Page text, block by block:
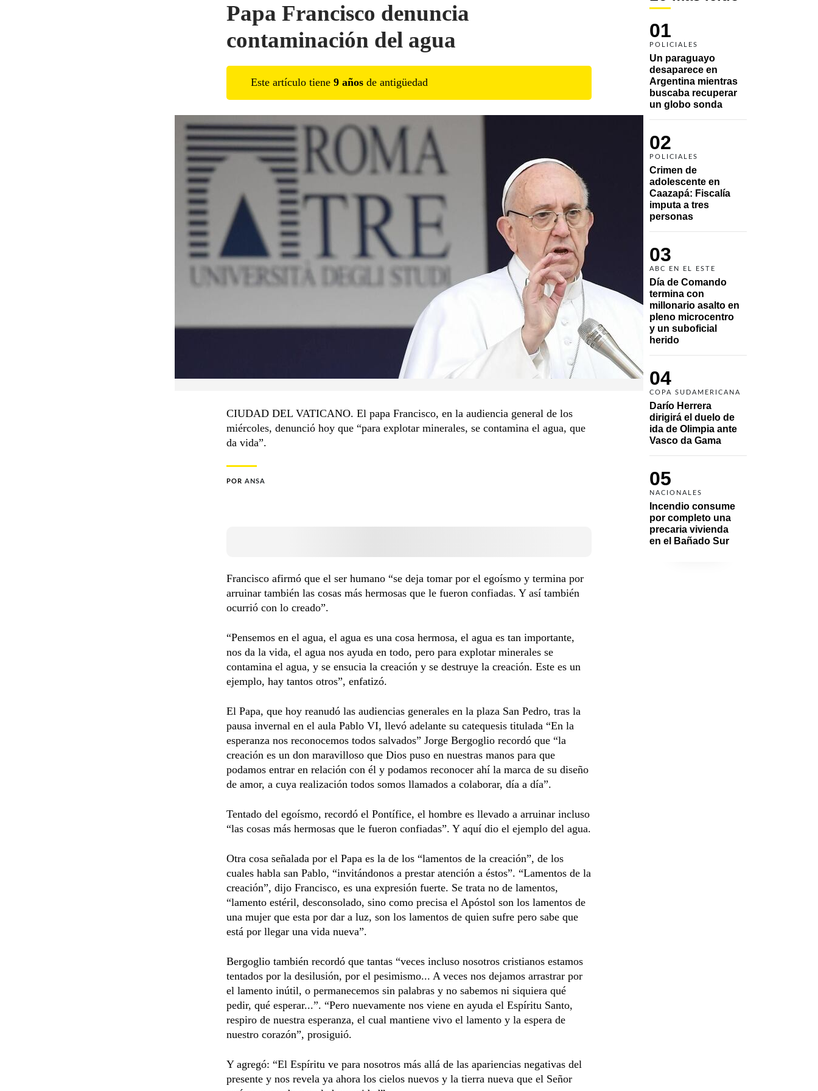
01
POLICIALES
Un paraguayo
desaparece en
Argentina mientras
buscaba recuperar
un globo sonda
02
POLICIALES
Crimen de
adolescente en
Caazapá: Fiscalía
imputa a tres
personas
03
ABC EN EL ESTE
Día de Comando
termina con
millonario asalto en
pleno microcentro
y un suboficial
herido
04
COPA SUDAMERICANA
Darío Herrera
dirigirá el duelo de
ida de Olimpia ante
Vasco da Gama
05
NACIONALES
Incendio consume
por completo una
precaria vivienda
en el Bañado Sur
Papa Francisco denuncia
contaminación del agua
Este artículo tiene 9 años de antigüedad
CIUDAD DEL VATICANO. El papa Francisco, en la audiencia general de los
miércoles, denunció hoy que “para explotar minerales, se contamina el agua, que
da vida”.
POR ANSA
Francisco afirmó que el ser humano “se deja tomar por el egoísmo y termina por
arruinar también las cosas más hermosas que le fueron confiadas. Y así también
ocurrió con lo creado”.
“Pensemos en el agua, el agua es una cosa hermosa, el agua es tan importante,
nos da la vida, el agua nos ayuda en todo, pero para explotar minerales se
contamina el agua, y se ensucia la creación y se destruye la creación. Este es un
ejemplo, hay tantos otros”, enfatizó.
El Papa, que hoy reanudó las audiencias generales en la plaza San Pedro, tras la
pausa invernal en el aula Pablo VI, llevó adelante su catequesis titulada “En la
esperanza nos reconocemos todos salvados” Jorge Bergoglio recordó que “la
creación es un don maravilloso que Dios puso en nuestras manos para que
podamos entrar en relación con él y podamos reconocer ahí la marca de su diseño
de amor, a cuya realización todos somos llamados a colaborar, día a día”.
Tentado del egoísmo, recordó el Pontífice, el hombre es llevado a arruinar incluso
“las cosas más hermosas que le fueron confiadas”. Y aquí dio el ejemplo del agua.
Otra cosa señalada por el Papa es la de los “lamentos de la creación”, de los
cuales habla san Pablo, “invitándonos a prestar atención a éstos”. “Lamentos de la
creación”, dijo Francisco, es una expresión fuerte. Se trata no de lamentos,
“lamento estéril, desconsolado, sino como precisa el Apóstol son los lamentos de
una mujer que esta por dar a luz, son los lamentos de quien sufre pero sabe que
está por llegar una vida nueva”.
Bergoglio también recordó que tantas “veces incluso nosotros cristianos estamos
tentados por la desilusión, por el pesimismo... A veces nos dejamos arrastrar por
el lamento inútil, o permanecemos sin palabras y no sabemos ni siquiera qué
pedir, qué esperar...”. “Pero nuevamente nos viene en ayuda el Espíritu Santo,
respiro de nuestra esperanza, el cual mantiene vivo el lamento y la espera de
nuestro corazón”, prosiguió.
Y agregó: “El Espíritu ve para nosotros más allá de las apariencias negativas del
presente y nos revela ya ahora los cielos nuevos y la tierra nueva que el Señor